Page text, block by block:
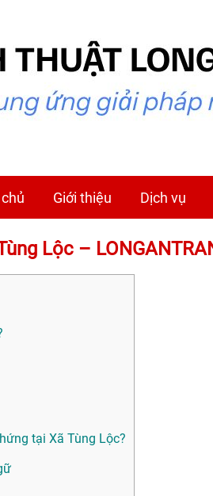
Giới thiệu Dịch vụ
Lộc –
tại Xã Tùng Lộc?